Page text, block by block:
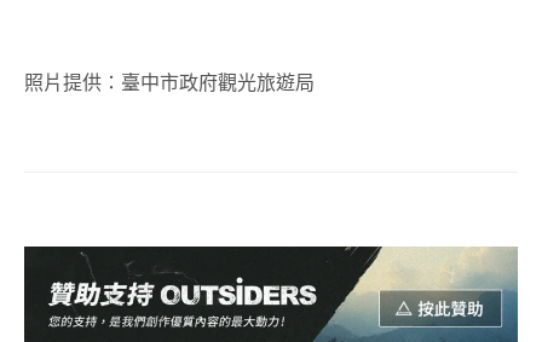
照片提供：臺中市政府觀光旅遊局